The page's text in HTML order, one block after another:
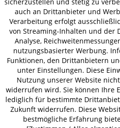
© 2026
* Alle Preise inkl. gesetzl.
auch an Drittanbieter und
Verarbeitung erfolgt
von Streaming-Inhalten und der
Analyse,
nutzungsbasierter Werbung.
Funktionen, den Drittanbietern
unter Einstellungen. Diese
Nutzung unserer Website
widerrufen wird. Sie können Ihre
lediglich für bestimmte
Zukunft widerrufen. Diese
bestmögliche Erfahrung